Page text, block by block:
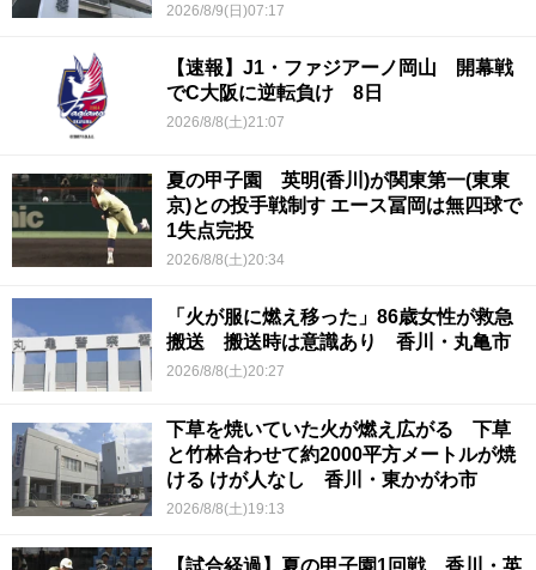
2026/8/9(日)07:17
【速報】J1・ファジアーノ岡山 開幕戦
でC大阪に逆転負け 8日
2026/8/8(土)21:07
夏の甲子園 英明(香川)が関東第一(東東
京)との投手戦制す エース冨岡は無四球で
1失点完投
2026/8/8(土)20:34
「火が服に燃え移った」86歳女性が救急
搬送 搬送時は意識あり 香川・丸亀市
2026/8/8(土)20:27
下草を焼いていた火が燃え広がる 下草
と竹林合わせて約2000平方メートルが焼
ける けが人なし 香川・東かがわ市
2026/8/8(土)19:13
【試合経過】夏の甲子園1回戦 香川・英